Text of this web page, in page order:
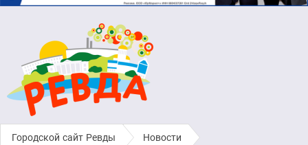
Городской сайт Ревды › Новости